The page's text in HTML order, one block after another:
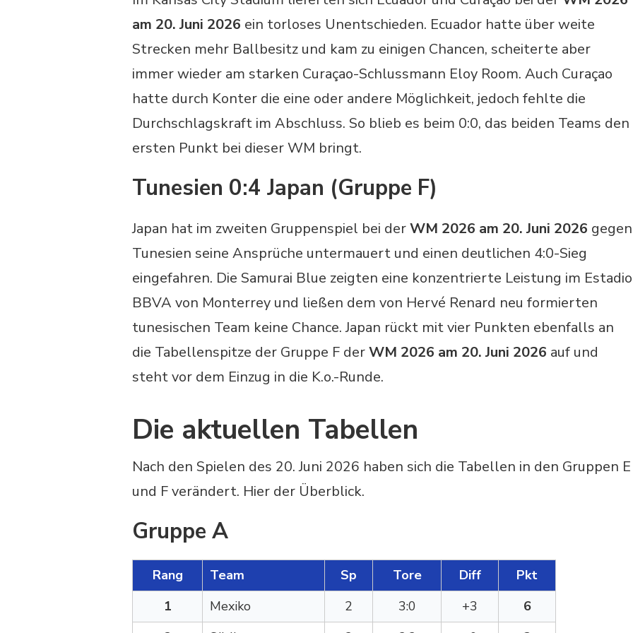
am 20. Juni 2026 ein torloses Unentschieden. Ecuador hatte über weite
Strecken mehr Ballbesitz und kam zu einigen Chancen, scheiterte aber
immer wieder am starken Curaçao-Schlussmann Eloy Room. Auch Curaçao
hatte durch Konter die eine oder andere Möglichkeit, jedoch fehlte die
Durchschlagskraft im Abschluss. So blieb es beim 0:0, das beiden Teams den
ersten Punkt bei dieser WM bringt.
Tunesien 0:4 Japan (Gruppe F)
Japan hat im zweiten Gruppenspiel bei derWM 2026 am 20. Juni 2026 gegen
Tunesien seine Ansprüche untermauert und einen deutlichen 4:0-Sieg
eingefahren. Die Samurai Blue zeigten eine konzentrierte Leistung im Estadio
BBVA von Monterrey und ließen dem von Hervé Renard neu formierten
tunesischen Team keine Chance. Japan rückt mit vier Punkten ebenfalls an
die Tabellenspitze der Gruppe F derWM 2026 am 20. Juni 2026 auf und
steht vor dem Einzug in die K.o.-Runde.
Die aktuellen Tabellen
Nach den Spielen des 20. Juni 2026 haben sich die Tabellen in den Gruppen E
und F verändert. Hier der Überblick.
Gruppe A
Rang Team Sp Tore Diff
Pkt
1
Mexiko 2 3:0 +3
6